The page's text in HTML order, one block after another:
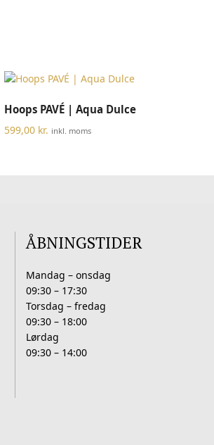
Hoops PAVÉ | Aqua Dulce
599,00 kr. inkl. moms
ÅBNINGSTIDER
Mandag – onsdag
09:30 – 17:30
Torsdag – fredag
09:30 – 18:00
Lørdag
09:30 – 14:00